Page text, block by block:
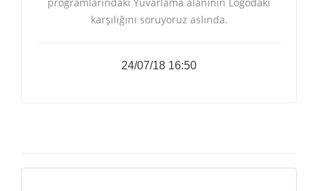
karşılığını soruyoruz aslında.
24/07/18 16:50